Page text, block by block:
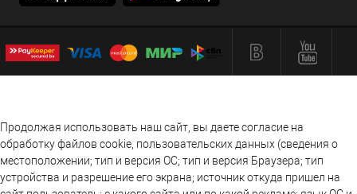
Продолжая использовать наш сайт, вы даете согласие на
обработку файлов cookie, пользовательских данных (сведения о
местоположении; тип и версия ОС; тип и версия Браузера; тип
устройства и разрешение его экрана; источник откуда пришел на